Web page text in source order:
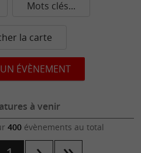
Mots clés...
la carte
ÉVÈNEMENT
à venir
400évènements au total